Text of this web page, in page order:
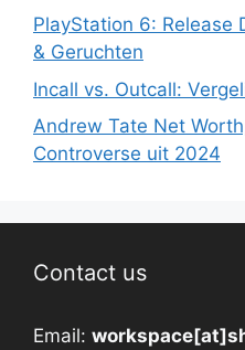
PlayStation 6: Release
& Geruchten
Incall vs. Outcall:
Andrew Tate Net
Controverse uit 2024
Contact us
Email: